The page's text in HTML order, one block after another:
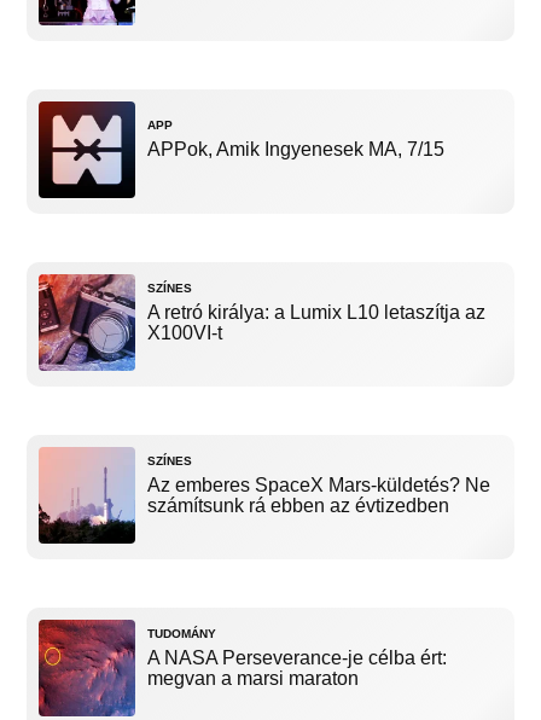
APP
APPok, Amik Ingyenesek MA, 7/15
SZÍNES
A retró királya: a Lumix L10 letaszítja az
X100VI-t
SZÍNES
Az emberes SpaceX Mars-küldetés? Ne
számítsunk rá ebben az évtizedben
TUDOMÁNY
A NASA Perseverance-je célba ért:
megvan a marsi maraton